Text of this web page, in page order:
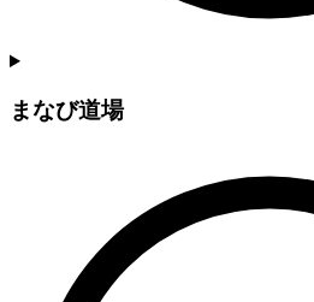
まなび道場